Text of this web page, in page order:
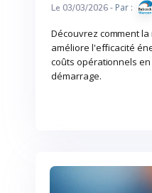
Le 03/03/2026- Par :
Découvrez comment
améliore l'efficacité
coûts opérationnels
démarrage.